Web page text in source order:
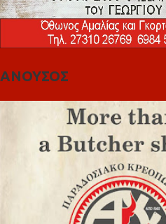
ΑΝΟΥΣΟΣ